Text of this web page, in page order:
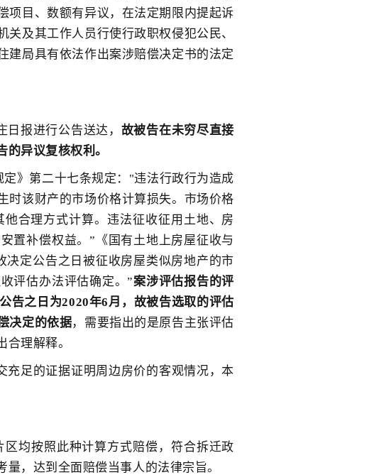
项目、数额有异议，在法定期限内提起诉
关及其工作人员行使行政职权侵犯公民、
建局具有依法作出案涉赔偿决定书的法定
报进行公告送达， 故被告在未穷尽直接
异议复核权利。
》第二十七条规定："违法行政行为造成
时该财产的市场价格计算损失。市场价格
合理方式计算。违法征收征用土地、房
置补偿权益。”《国有土地上房屋征收与
定公告之日被征收房屋类似房地产的市
评估办法评估确定。”案涉评估报告的评
告之日 为2020年6月，故被告选取的评估
决定的依据，需要指出的是原告主张评估
理解释。
足的证据证明周边房价的客观情况，本
均按照此种计算方式赔偿，符合拆迁政
，达到全面赔偿当事人的法律宗旨。